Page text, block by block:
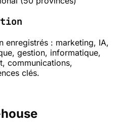
enregistrés : marketing, IA,
gestion, informatique,
communications,
clés.